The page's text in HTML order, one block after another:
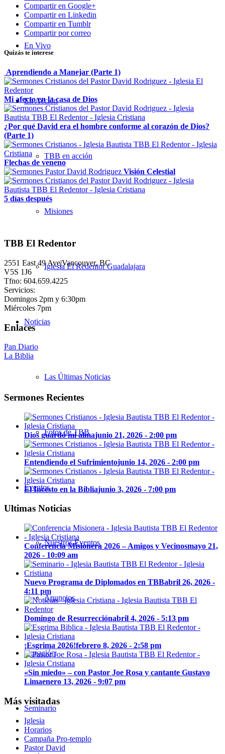
En Vivo
En Acción
TBB en acción
Misiones
Iglesia El Redentor Guadalajara
Noticias
Las Últimas Noticias
Fotos de TBB
Eventos
Nuestros Eventos
Anuncios
Donación
Seminario
Compartir en Google+
Compartir en Linkedin
Compartir en Tumblr
Compartir por correo
Quizás te interese
Aprendiendo a Manejar (Parte 1)
Mi afecto en la casa de Dios
¿Por qué David era el hombre conforme al corazón de Dios?
(Parte 1)
Flechas de veneno
Visión Celestial
5 días después
TBB El Redentor
2551 East 49 Ave|Vancouver, BC
V5S 1J6
Tfno: 604.659.4225
Servicios:
Domingos 2pm y 6:30pm
Miércoles 7pm
Enlaces
Pan Diario
La Biblia
Sermones Recientes
Dios guardó mi almajunio 21, 2026 - 2:00 pm
Entendiendo el Sufrimientojunio 14, 2026 - 2:00 pm
El Incesto en la Bibliajunio 3, 2026 - 7:00 pm
Ultimas Noticias
Conferencia Misionera 2026 – Amigos y Vecinosmayo 21,
2026 - 10:09 am
Nuevo Programa de Diplomados en TBBabril 26, 2026 -
4:11 pm
Domingo de Resurrecciónabril 4, 2026 - 5:13 pm
¡Esgrima 2026!febrero 8, 2026 - 2:58 pm
«Sin miedo» – con Pastor Joe Rosa y cantante Gustavo
Limaenero 13, 2026 - 9:07 pm
Más visitadas
Iglesia
Horarios
Campaña Pro-templo
Pastor David